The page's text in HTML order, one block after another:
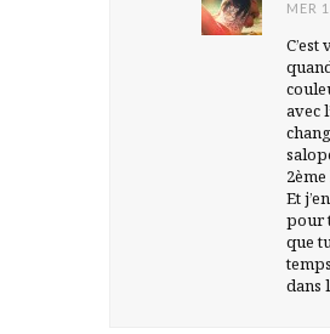
MER
avec
Et
pour
que
dans